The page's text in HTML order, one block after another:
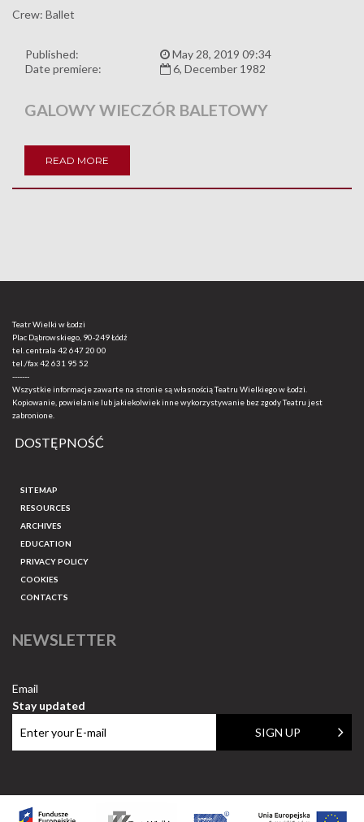
Crew: Ballet
Published:
May 28, 2019 09:34
Date premiere:
6, December 1982
GALOWY WIECZÓR BALETOWY
READ MORE
Teatr Wielki w Łodzi
Plac Dąbrowskiego, 90-249 Łódź
tel. centrala 42 647 20 00
tel./fax42 631 95 52
-------
Wszystkie informacje zawarte na stronie są własnością Teatru Wielkiego w Łodzi.
Kopiowanie, powielanie lub jakiekolwiek inne wykorzystywanie bez zgody Teatru jest
zabronione.
DOSTĘPNOŚĆ
SITEMAP
RESOURCES
ARCHIVES
EDUCATION
PRIVACY POLICY
COOKIES
CONTACTS
NEWSLETTER
Email
Stay updated